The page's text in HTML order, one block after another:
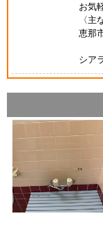
お気
〈主
恵那
シア